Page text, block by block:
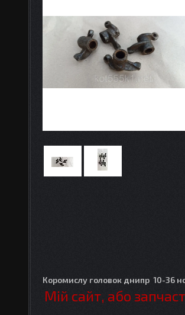
Коромислу головок днипр 10-36
Мій сайт, або